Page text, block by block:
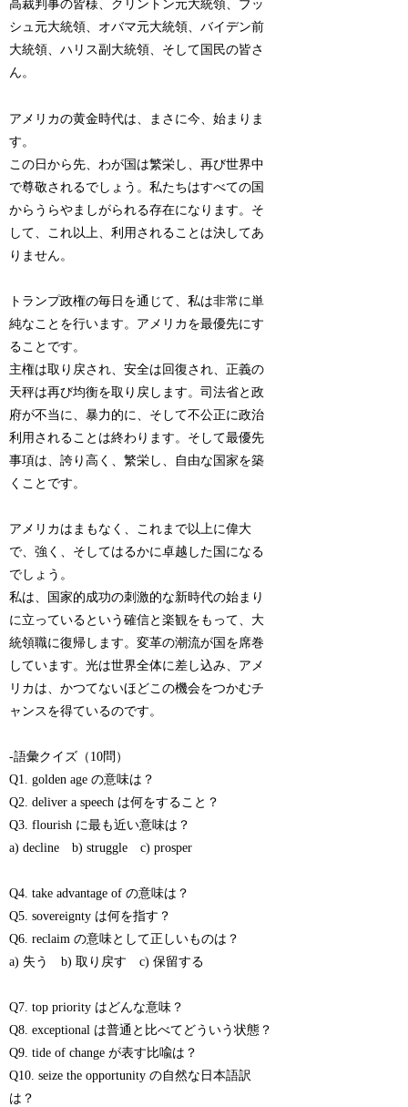
高裁判事の皆様、クリントン元大統領、ブッ
シュ元大統領、オバマ元大統領、バイデン前
大統領、ハリス副大統領、そして国民の皆さ
ん。
アメリカの黄金時代は、まさに今、始まりま
す。
この日から先、わが国は繁栄し、再び世界中
で尊敬されるでしょう。私たちはすべての国
からうらやましがられる存在になります。そ
して、これ以上、利用されることは決してあ
りません。
トランプ政権の毎日を通じて、私は非常に単
純なことを行います。アメリカを最優先にす
ることです。
主権は取り戻され、安全は回復され、正義の
天秤は再び均衡を取り戻します。司法省と政
府が不当に、暴力的に、そして不公正に政治
利用されることは終わります。そして最優先
事項は、誇り高く、繁栄し、自由な国家を築
くことです。
アメリカはまもなく、これまで以上に偉大
で、強く、そしてはるかに卓越した国になる
でしょう。
私は、国家的成功の刺激的な新時代の始まり
に立っているという確信と楽観をもって、大
統領職に復帰します。変革の潮流が国を席巻
しています。光は世界全体に差し込み、アメ
リカは、かつてないほどこの機会をつかむチ
ャンスを得ているのです。
-語彙クイズ（10問）
Q1. golden age の意味は？
Q2. deliver a speech は何をすること？
Q3. flourish に最も近い意味は？
a) decline b) struggle c) prosper
Q4. take advantage of の意味は？
Q5. sovereignty は何を指す？
Q6. reclaim の意味として正しいものは？
a) 失う b) 取り戻す c) 保留する
Q7. top priority はどんな意味？
Q8. exceptional は普通と比べてどういう状態？
Q9. tide of change が表す比喩は？
Q10. seize the opportunity の自然な日本語訳
は？